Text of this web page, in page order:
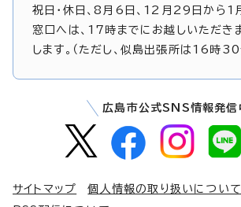
祝日・休日、8月6日、12月29日から1
窓口へは、17時までにお越しいただき
します。（ただし、似島出張所は16時30
広島市公式SNS情報発信
サイトマップ 個人情報の取り扱いについて